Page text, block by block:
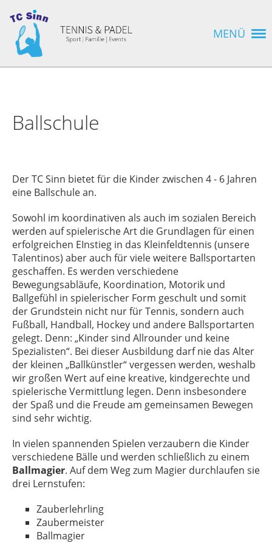
MENÜ
Ballschule
Der TC Sinn bietet für die Kinder zwischen 4 - 6 Jahren
eine Ballschule an.
Sowohl im koordinativen als auch im sozialen Bereich
werden auf spielerische Art die Grundlagen für einen
erfolgreichen EInstieg in das Kleinfeldtennis (unsere
Talentinos) aber auch für viele weitere Ballsportarten
geschaffen. Es werden verschiedene
Bewegungsabläufe, Koordination, Motorik und
Ballgefühl in spielerischer Form geschult und somit
der Grundstein nicht nur für Tennis, sondern auch
Fußball, Handball, Hockey und andere Ballsportarten
gelegt. Denn: „Kinder sind Allrounder und keine
Spezialisten“. Bei dieser Ausbildung darf nie das Alter
der kleinen „Ballkünstler“ vergessen werden, weshalb
wir großen Wert auf eine kreative, kindgerechte und
spielerische Vermittlung legen. Denn insbesondere
der Spaß und die Freude am gemeinsamen Bewegen
sind sehr wichtig.
In vielen spannenden Spielen verzaubern die Kinder
verschiedene Bälle und werden schließlich zu einem
Ballmagier. Auf dem Weg zum Magier durchlaufen sie
drei Lernstufen:
Zauberlehrling
Zaubermeister
Ballmagier